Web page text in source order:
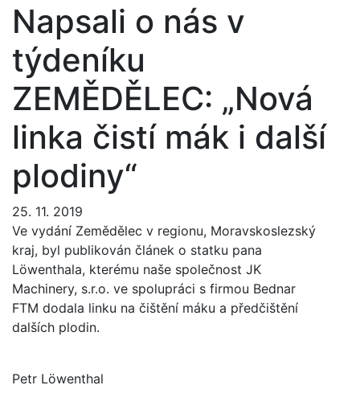
Napsali o nás v
týdeníku
ZEMĚDĚLEC: „Nová
linka čistí mák i další
plodiny“
25. 11. 2019
Ve vydání Zemědělec v regionu, Moravskoslezský
kraj, byl publikován článek o statku pana
Löwenthala, kterému naše společnost JK
Machinery, s.r.o. ve spolupráci s firmou Bednar
FTM dodala linku na čištění máku a předčištění
dalších plodin.
Petr Löwenthal